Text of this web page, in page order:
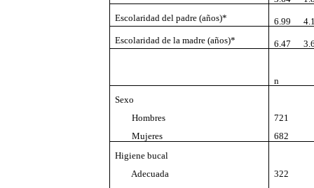
Escolaridad del padre (años)*
6.99
Escolaridad de la madre (años)*
6.47
n
Sexo
Hombres
Mujeres
721
682
Higiene bucal
Adecuada
322